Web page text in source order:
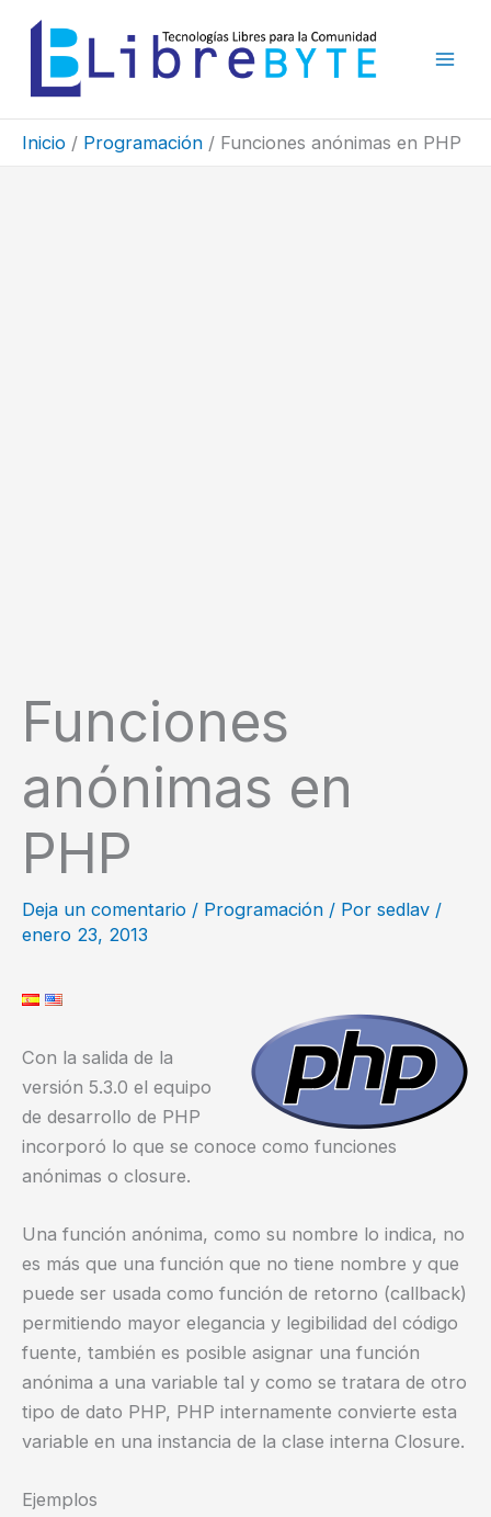
contenido
Inicio Programación Funciones anónimas en PHP
Funciones
anónimas en
PHP
Deja un comentario / Programación / Por sedlav /
enero 23, 2013
Con la salida de la
versión 5.3.0 el equipo
de desarrollo de PHP
incorporó lo que se conoce como funciones
anónimas o closure.
Una función anónima, como su nombre lo indica, no
es más que una función que no tiene nombre y que
puede ser usada como función de retorno (callback)
permitiendo mayor elegancia y legibilidad del código
fuente, también es posible asignar una función
anónima a una variable tal y como se tratara de otro
tipo de dato PHP, PHP internamente convierte esta
variable en una instancia de la clase interna Closure.
Ejemplos